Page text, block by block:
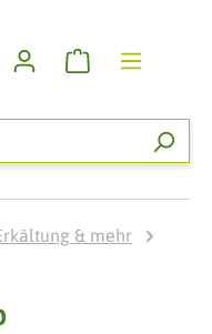
Warenkorb
& mehr